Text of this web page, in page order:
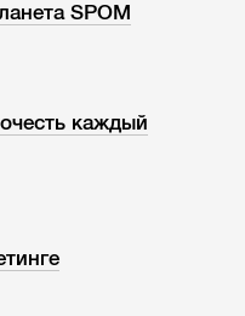
SPOM
каждый